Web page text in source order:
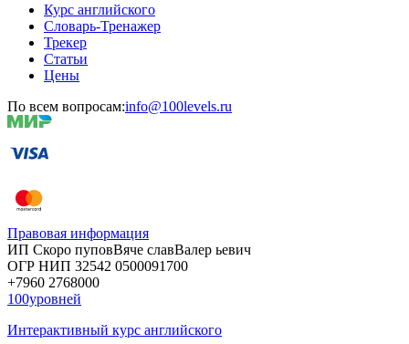
Курс английского
Словарь-Тренажер
Трекер
Статьи
Цены
По всем вопросам:info@100levels.ru
Правовая информация
ИП Скоро пуповВяче славВалер ьевич
ОГР НИП 32542 0500091700
+7960 2768000
100уровней
Интерактивный курс английского